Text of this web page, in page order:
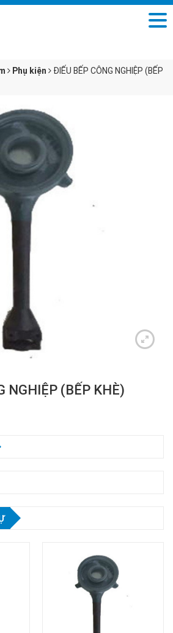
Phụ kiện
ĐIẾU BẾP CÔNG NGHIỆP (BẾP
NGHIỆP (BẾP KHÈ)